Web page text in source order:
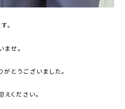
。
せ。
とうございました。
ください。